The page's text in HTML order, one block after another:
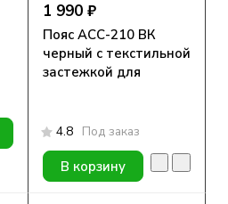
1 990 ₽
Пояс АСС-210 ВК
черный с текстильной
застежкой для
4.8 Под заказ
В корзину